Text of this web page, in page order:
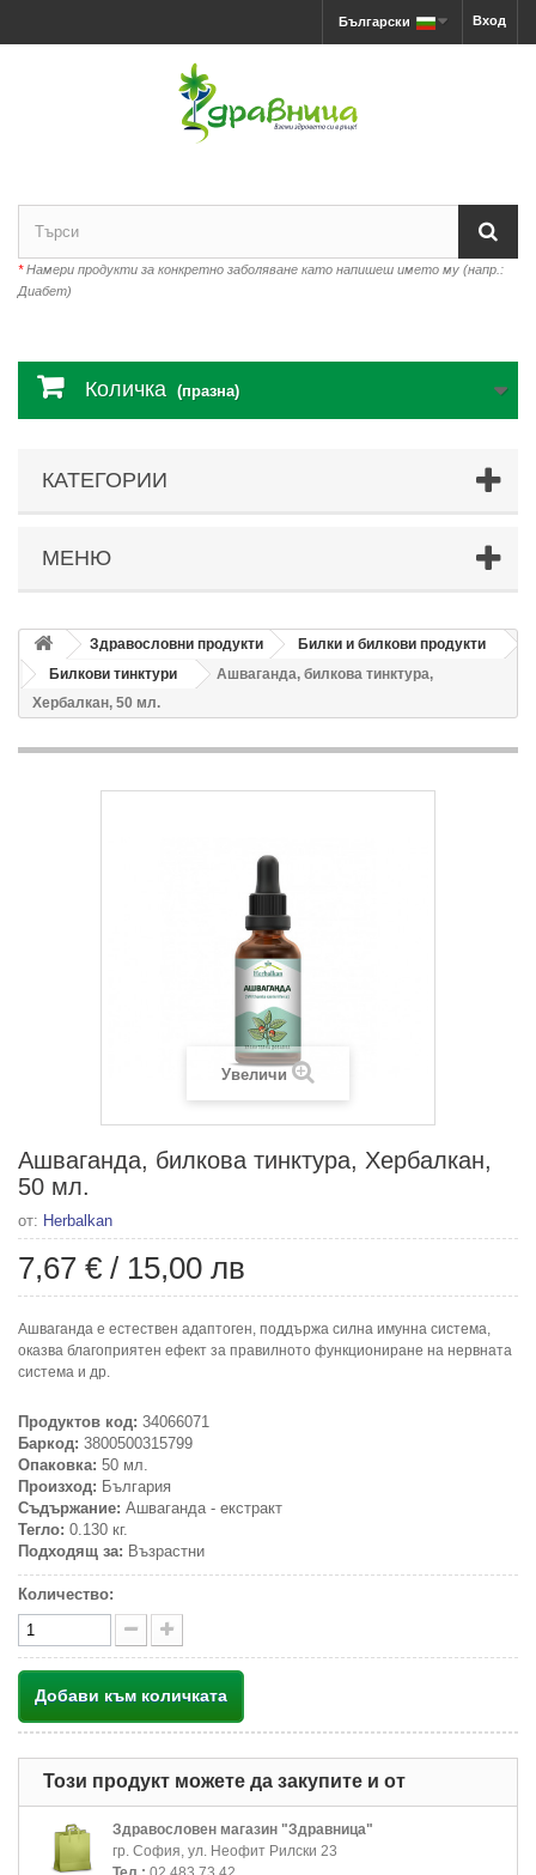
Вход
Български
*Намери продукти за конкретно заболяване като напишеш името му (напр.:
Диабет)
Количка (празна)
КАТЕГОРИИ
МЕНЮ
Здравословни продукти
Билки и билкови продукти
Билкови тинктури
Ашваганда, билкова тинктура,
Хербалкан, 50 мл.
Увеличи
Ашваганда, билкова тинктура, Хербалкан,
50 мл.
от: Herbalkan
7,67 € / 15,00 лв
Ашваганда е естествен адаптоген, поддържа силна имунна система,
оказва благоприятен ефект за правилното функциониране на нервната
система и др.
Продуктов код: 34066071
Баркод: 3800500315799
Опаковка: 50 мл.
Произход: България
Съдържание: Ашваганда - екстракт
Тегло: 0.130 кг.
Подходящ за: Възрастни
Количество:
Добави към количката
Този продукт можете да закупите и от
Здравословен магазин "Здравница"
гр. София, ул. Неофит Рилски 23